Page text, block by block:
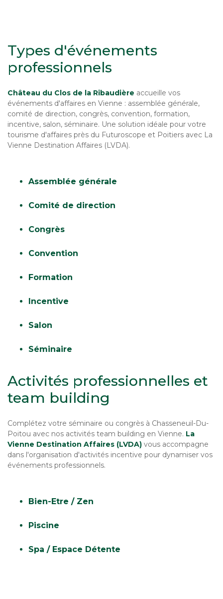
Types d'événements
professionnels
Château du Clos de la Ribaudière accueille vos
événements d'affaires en Vienne : assemblée générale,
comité de direction, congrès, convention, formation,
incentive, salon, séminaire. Une solution idéale pour votre
tourisme d'affaires près du Futuroscope et Poitiers avec La
Vienne Destination Affaires (LVDA).
Assemblée générale
Comité de direction
Congrès
Convention
Formation
Incentive
Salon
Séminaire
Activités professionnelles et
team building
Complétez votre séminaire ou congrès à Chasseneuil-Du-
Poitou avec nos activités team building en Vienne. La
Vienne Destination Affaires (LVDA) vous accompagne
dans l'organisation d'activités incentive pour dynamiser vos
événements professionnels.
Bien-Etre / Zen
Piscine
Spa / Espace Détente